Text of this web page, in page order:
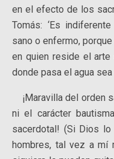
en el efecto de los
Tomás: ‘Es
sano o enfermo,
en quien reside el
donde pasa el agua
¡Maravilla del orden
ni el carácter
sacerdotal! (Si Dios
hombres, tal vez a mí